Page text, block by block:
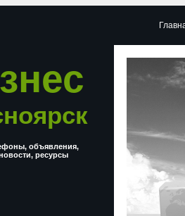
объявления,
ресурсы